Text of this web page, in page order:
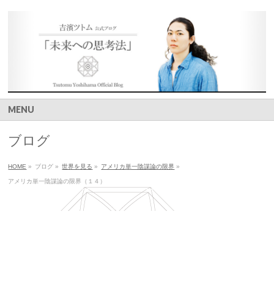
MENU
ブログ
HOME » ブログ » 世界を見る » アメリカ単一陰謀論の限界 »
アメリカ単一陰謀論の限界（１４）